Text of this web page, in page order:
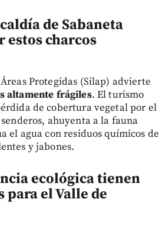
de Sabaneta
estos charcos
Protegidas (Silap) advierte
altamente frágiles. El turismo
de cobertura vegetal por el
ahuyenta a la fauna
el agua con residuos químicos de
y jabones.
ecológica tienen
para el Valle de